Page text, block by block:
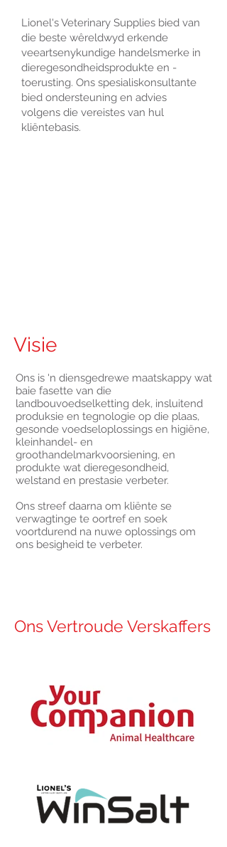
Lionel's Veterinary Supplies bied van
die beste wêreldwyd erkende
veeartsenykundige handelsmerke in
dieregesondheidsprodukte en -
toerusting. Ons spesialiskonsultante
bied ondersteuning en advies
volgens die vereistes van hul
kliëntebasis.
Visie
Ons is 'n diensgedrewe maatskappy wat
baie fasette van die
landbouvoedselketting dek, insluitend
produksie en tegnologie op die plaas,
gesonde voedseloplossings en higiëne,
kleinhandel- en
groothandelmarkvoorsiening, en
produkte wat dieregesondheid,
welstand en prestasie verbeter.
Ons streef daarna om kliënte se
verwagtinge te oortref en soek
voortdurend na nuwe oplossings om
ons besigheid te verbeter.
Ons Vertroude Verskaffers